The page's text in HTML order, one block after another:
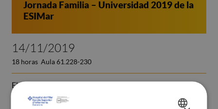
Jornada Familia – Universidad 2019 de la
ESIMar
14/11/2019
18 horas Aula 61.228-230
El próximo jueves 14 de noviembre a las 18 horas tendrá
lugar la Jornada Familia - Universidad 2019 de la ESIMar.